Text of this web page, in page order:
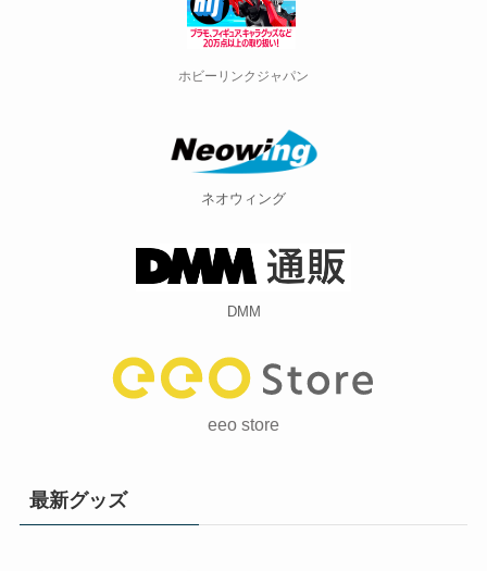
ホビーリンクジャパン
ネオウィング
DMM
eeo store
最新グッズ